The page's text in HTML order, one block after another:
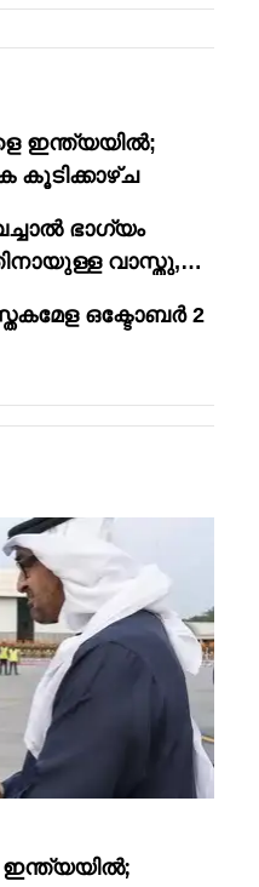
ഇന്ത്യയിൽ;
കൂടിക്കാഴ്ച
ഭാഗ്യം
വാസ്തു,
ഒക്ടോബർ 2